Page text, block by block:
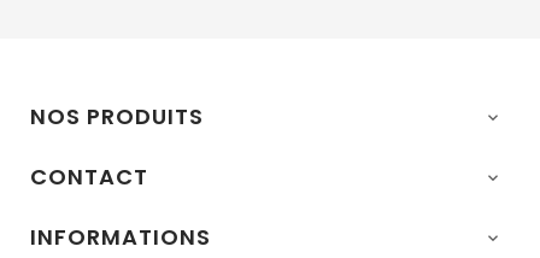
NOS PRODUITS 
CONTACT 
INFORMATIONS 